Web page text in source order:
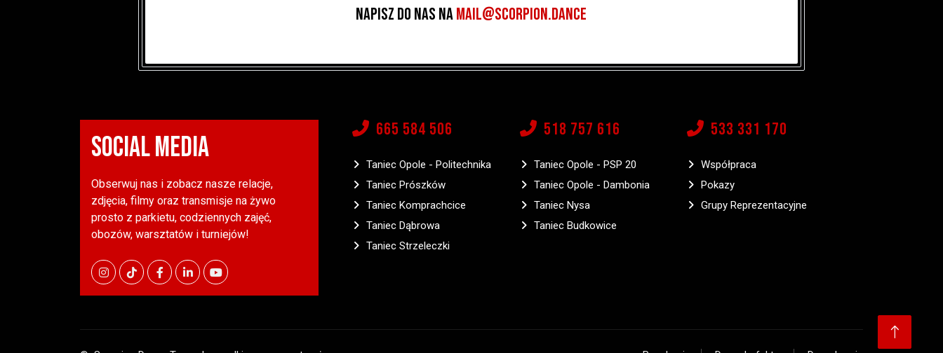
Napisz do nas naMAIL@SCORPION.DANCE
SOCIAL MEDIA
Obserwuj nas i zobacz nasze relacje,
zdjęcia, filmy oraz transmisje na żywo
prosto z parkietu, codziennych zajęć,
obozów, warsztatów i turniejów!
665 584 506
Taniec Opole - Politechnika
Taniec Prószków
Taniec Komprachcice
Taniec Dąbrowa
Taniec Strzeleczki
518 757 616
Taniec Opole - PSP 20
Taniec Opole - Dambonia
Taniec Nysa
Taniec Budkowice
533 331 170
Współpraca
Pokazy
Grupy Reprezentacyjne